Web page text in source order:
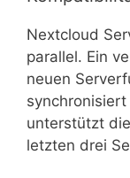
Nextcloud
parallel. Ein
neuen
unterstützt
letzten drei